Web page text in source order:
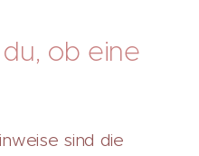
ob eine
sind die